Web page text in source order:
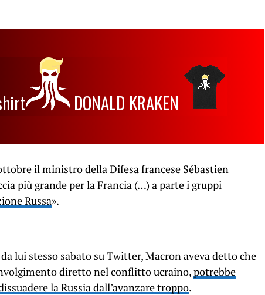
DONALD KRAKEN
il ministro della Difesa francese Sébastien
più grande per la Francia (…) a parte i gruppi
Russa».
lui stesso sabato su Twitter, Macron aveva detto che
diretto nel conflitto ucraino,potrebbe
la Russia dall’avanzare troppo.